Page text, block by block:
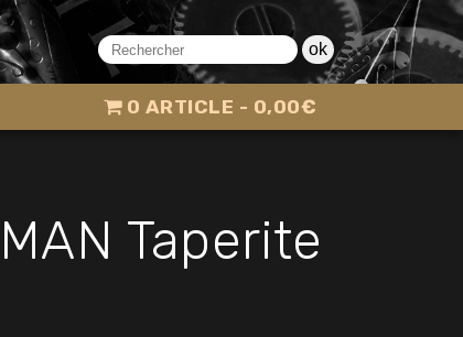
ok
0 ARTICLE 0,00€
Taperite